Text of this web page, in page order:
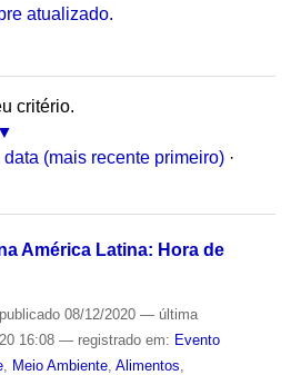
atualizado.
critério.
data (mais recente primeiro) ·
América Latina: Hora de
publicado08/12/2020 — última
16:08 — registrado em: Evento
, Meio Ambiente, Alimentos